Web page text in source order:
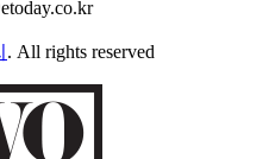
. All rights reserved